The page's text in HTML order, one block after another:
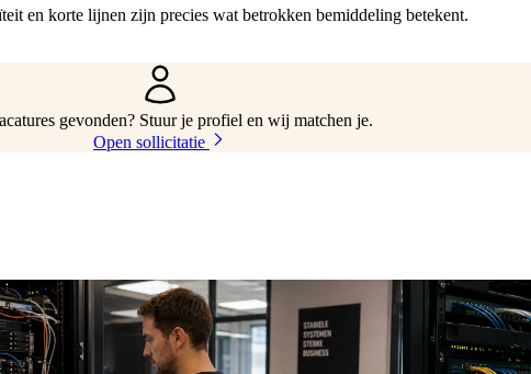
en korte lijnen zijn precies wat betrokken bemiddeling betekent.
gevonden? Stuur je profiel en wij matchen je.
Open sollicitatie